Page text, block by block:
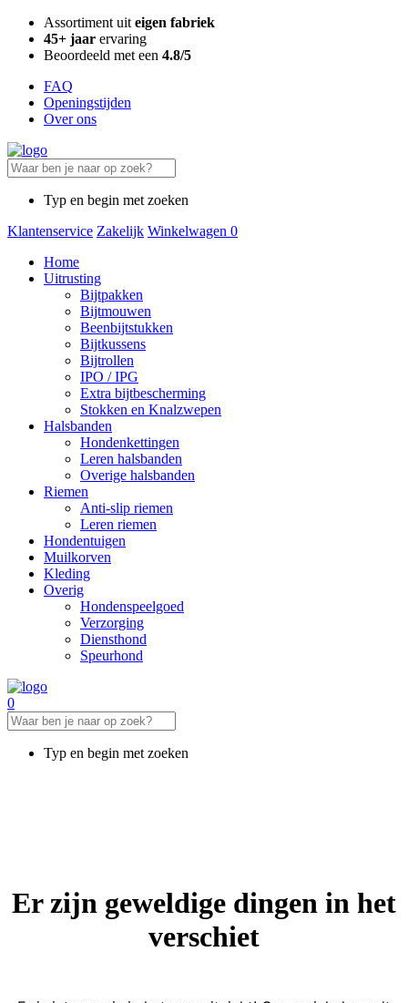
Assortiment uit eigen fabriek
45+ jaar ervaring
Beoordeeld met een 4.8/5
FAQ
Openingstijden
Over ons
Typ en begin met zoeken
Klantenservice Zakelijk Winkelwagen 0
Home
Uitrusting
Bijtpakken
Bijtmouwen
Beenbijtstukken
Bijtkussens
Bijtrollen
IPO / IPG
Extra bijtbescherming
Stokken en Knalzwepen
Halsbanden
Hondenkettingen
Leren halsbanden
Overige halsbanden
Riemen
Anti-slip riemen
Leren riemen
Hondentuigen
Muilkorven
Kleding
Overig
Hondenspeelgoed
Verzorging
Diensthond
Speurhond
0
Typ en begin met zoeken
Er zijn geweldige dingen in het
verschiet